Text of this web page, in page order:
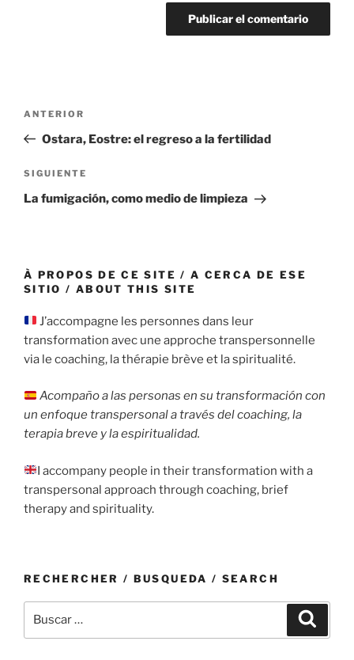
entradas
Entrada
anterior:
ANTERIOR
Ostara, Eostre: el regreso a la fertilidad
Siguiente
entrada
SIGUIENTE
La fumigación, como medio de limpieza
À PROPOS DE CE SITE / A CERCA DE ESE
SITIO / ABOUT THIS SITE
J’accompagne les personnes dans leur
transformation avec une approche transpersonnelle
via le coaching, la thérapie brève et la spiritualité.
Acompaño a las personas en su transformación con
un enfoque transpersonal a través del coaching, la
terapia breve y la espiritualidad.
I accompany people in their transformation with a
transpersonal approach through coaching, brief
therapy and spirituality.
RECHERCHER / BUSQUEDA / SEARCH
por: